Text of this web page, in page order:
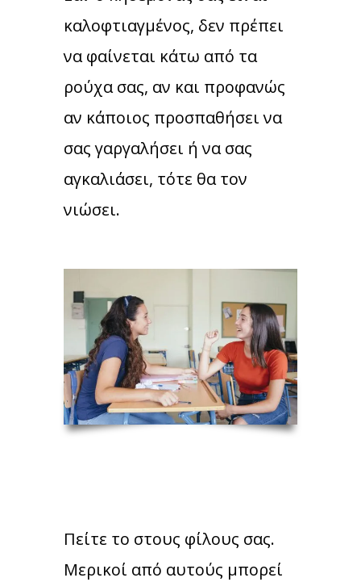
καλοφτιαγμένος, δεν πρέπει
να φαίνεται κάτω από τα
ρούχα σας, αν και προφανώς
αν κάποιος προσπαθήσει να
σας γαργαλήσει ή να σας
αγκαλιάσει, τότε θα τον
νιώσει.
Πείτε το στους φίλους σας.
Μερικοί από αυτούς μπορεί